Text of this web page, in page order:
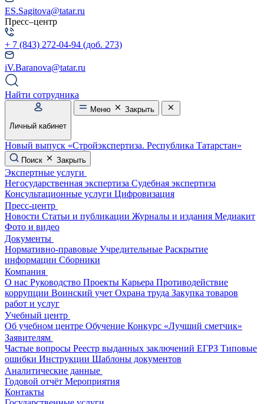
ES.Sagitova@tatar.ru
Пресс–центр
+ 7 (843) 272-04-94 (доб. 273)
iV.Baranova@tatar.ru
Найти сотрудника
Личный кабинет
Меню Закрыть
Новый выпуск «Стройэкспертиза. Республика Татарстан»
Поиск Закрыть
Экспертные услуги
Негосударственная экспертиза Судебная экспертиза
Консультационные услуги Цифровизация
Пресс-центр
Новости Статьи и публикации Журналы и издания Медиакит
Фото и видео
Документы
Нормативно-правовые Учредительные Раскрытие
информации Сборники
Компания
О нас Руководство Проекты Карьера Противодействие
коррупции Воинский учет Охрана труда Закупка товаров
работ и услуг
Учебный центр
Об учебном центре Обучение Конкурс «Лучший сметчик»
Заявителям
Частые вопросы Реестр выданных заключений ЕГРЗ Типовые
ошибки Инструкции Шаблоны документов
Аналитические данные
Годовой отчёт Мероприятия
Контакты